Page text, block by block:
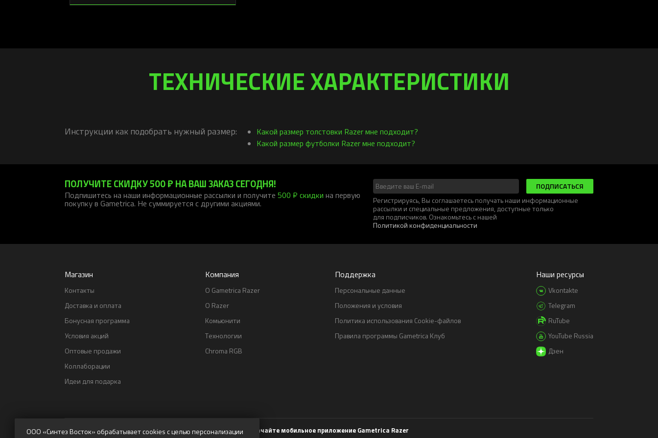
ТЕХНИЧЕСКИЕ ХАРАКТЕРИСТИКИ
Инструкции как подобрать нужный размер:
Какой размер толстовки Razer мне подходит?
Какой размер футболки Razer мне подходит?
ПОЛУЧИТЕ СКИДКУ 500 ₽ НА ВАШ ЗАКАЗ СЕГОДНЯ!
Подпишитесь на наши информационные рассылки и получите 500 ₽ скидки на первую
покупку в Gametrica. Не суммируется с другими акциями.
ПОДПИСАТЬСЯ
Регистрируясь, Вы соглашаетесь получать наши информационные
рассылки и специальные предложения, доступные только
для подписчиков. Ознакомьтесь с нашей
Политикой конфиденциальности
Магазин
Контакты
Доставка и оплата
Бонусная программа
Условия акций
Оптовые продажи
Коллаборации
Идеи для подарка
Компания
О Gametrica Razer
О Razer
Комьюнити
Технологии
Chroma RGB
Поддержка
Персональные данные
Положения и условия
Политика использования Cookie-файлов
Правила программы Gametrica Клуб
Наши ресурсы
Vkontakte
Telegram
RuTube
YouTube Russia
Дзен
Скачайте мобильное приложение Gametrica Razer
ООО «Синтез Восток» обрабатывает cookies с целью персонализации